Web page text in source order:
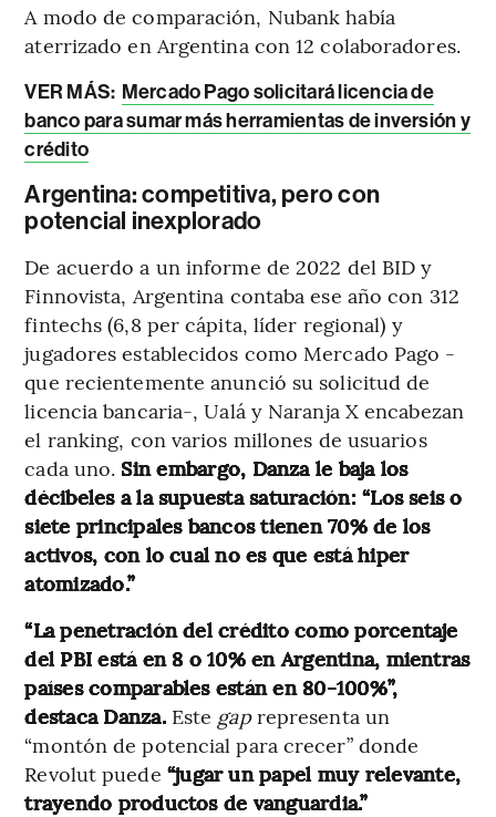
A modo de comparación, Nubank había
aterrizado en Argentina con 12 colaboradores.
VER MÁS: Mercado Pago solicitará licencia de
banco para sumar más herramientas de inversión y
crédito
Argentina: competitiva, pero con
potencial inexplorado
De acuerdo a un informe de 2022 del BID y
Finnovista, Argentina contaba ese año con 312
fintechs (6,8 per cápita, líder regional) y
jugadores establecidos como Mercado Pago -
que recientemente anunció su solicitud de
licencia bancaria-, Ualá y Naranja X encabezan
el ranking, con varios millones de usuarios
cada uno. Sin embargo, Danza le baja los
décibeles a la supuesta saturación: “Los seis o
siete principales bancos tienen 70% de los
activos, con lo cual no es que está hiper
atomizado.”
“La penetración del crédito como porcentaje
del PBI está en 8 o 10% en Argentina, mientras
países comparables están en 80-100%”,
destaca Danza.Este gaprepresenta un
“montón de potencial para crecer” donde
Revolut puede “jugar un papel muy relevante,
trayendo productos de vanguardia.”